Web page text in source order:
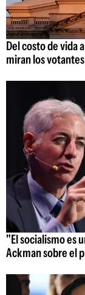
Del costo de vida
miran los
"El socialismo es
Ackman sobre el